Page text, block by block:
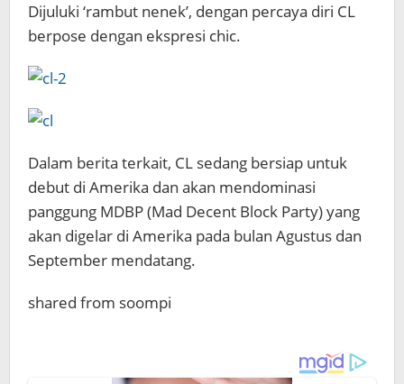
Dijuluki ‘rambut nenek’, dengan percaya diri CL
berpose dengan ekspresi chic.
Dalam berita terkait, CL sedang bersiap untuk
debut di Amerika dan akan mendominasi
panggung MDBP (Mad Decent Block Party) yang
akan digelar di Amerika pada bulan Agustus dan
September mendatang.
shared from soompi